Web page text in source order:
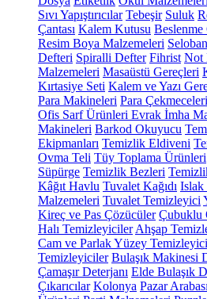
Sıvı Yapıştırıcılar Tebeşir Suluk
Çantası Kalem Kutusu Beslenme
Resim Boya Malzemeleri
Defteri Spiralli Defter Fihrist Not
Malzemeleri Masaüstü Gereçleri
Kırtasiye Seti Kalem ve Yazı
Para Makineleri Para Çekmeceleri
Ofis Sarf Ürünleri Evrak İmha
Makineleri Barkod Okuyucu
Ekipmanları Temizlik Eldiveni
Ovma Teli Tüy Toplama Ürünleri
Süpürge Temizlik Bezleri
Kâğıt Havlu Tuvalet Kağıdı Islak
Malzemeleri Tuvalet Temizleyici
Kireç ve Pas Çözücüler Çubuklu
Halı Temizleyiciler Ahşap
Cam ve Parlak Yüzey
Temizleyiciler Bulaşık Makinesi
Çamaşır Deterjanı Elde Bulaşık
Çıkarıcılar Kolonya Pazar